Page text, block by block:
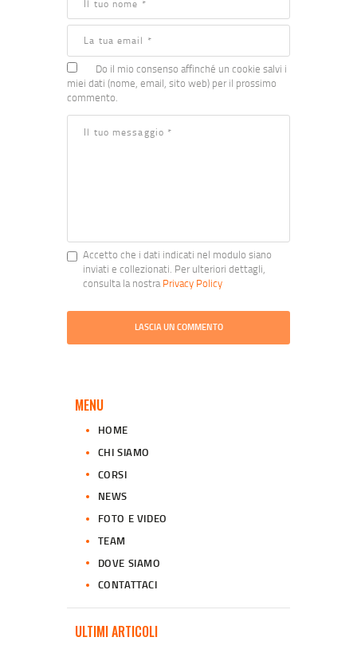
Do il mio consenso affinché un cookie salvi i
miei dati (nome, email, sito web) per il prossimo
commento.
Accetto che i dati indicati nel modulo siano
inviati e collezionati. Per ulteriori dettagli,
consulta la nostraPrivacy Policy
MENU
HOME
CHI SIAMO
CORSI
NEWS
FOTO E VIDEO
TEAM
DOVE SIAMO
CONTATTACI
ULTIMI ARTICOLI